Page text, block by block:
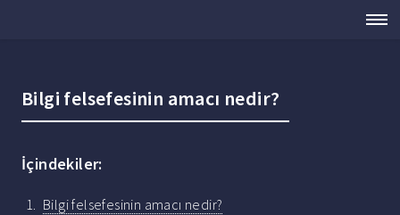
Bilgi felsefesinin amacı nedir?
İçindekiler:
Bilgi felsefesinin amacı nedir?